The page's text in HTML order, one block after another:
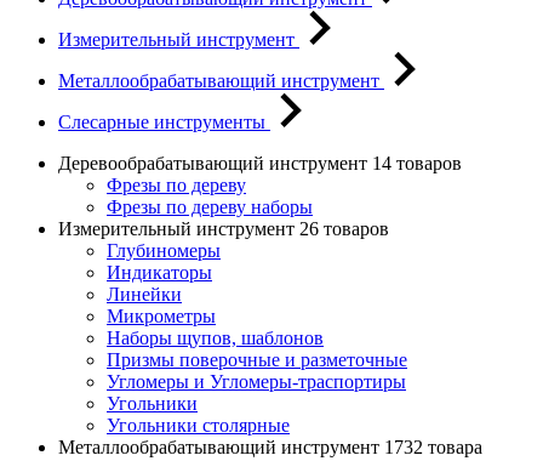
Измерительный инструмент
Металлообрабатывающий инструмент
Слесарные инструменты
Деревообрабатывающий инструмент 14 товаров
Фрезы по дереву
Фрезы по дереву наборы
Измерительный инструмент 26 товаров
Глубиномеры
Индикаторы
Линейки
Микрометры
Наборы щупов, шаблонов
Призмы поверочные и разметочные
Угломеры и Угломеры-траспортиры
Угольники
Угольники столярные
Металлообрабатывающий инструмент 1732 товара